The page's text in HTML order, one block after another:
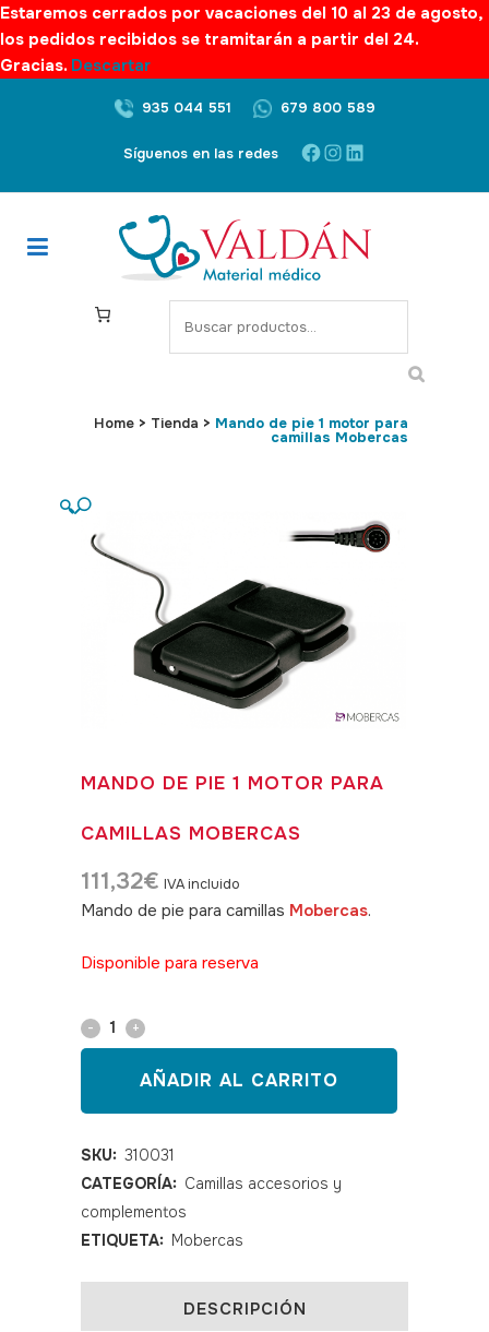
Estaremos cerrados por vacaciones del 10 al 23 de agosto,
los pedidos recibidos se tramitarán a partir del 24.
Gracias. Descartar
935 044 551 679 800 589
Síguenos en las redes Facebook
Instagram
LinkedIn
S
e
c
Home > Tienda > Mando de pie 1 motor para
camillas Mobercas
🔍
MANDO DE PIE 1 MOTOR PARA
CAMILLAS MOBERCAS
111,32€ IVA incluido
Mando de pie para camillas Mobercas.
Disponible para reserva
Mando
pie
1
motor
para
AÑADIR AL CARRITO
SKU: 310031
CATEGORÍA: Camillas accesorios y
complementos
ETIQUETA: Mobercas
DESCRIPCIÓN